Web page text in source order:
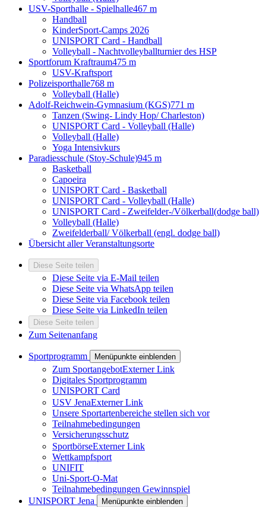
USV-Sporthalle - Spielhalle467 m
Handball
KinderSport-Camps 2026
UNISPORT Card - Handball
Volleyball - Nachtvolleyballturnier des HSP
Sportforum Kraftraum475 m
USV-Kraftsport
Polizeisporthalle768 m
Volleyball (Halle)
Adolf-Reichwein-Gymnasium (KGS)771 m
Tanzen (Swing- Lindy Hop/ Charleston)
UNISPORT Card - Volleyball (Halle)
Volleyball (Halle)
Yoga Intensivkurs
Paradiesschule (Stoy-Schule)945 m
Basketball
Capoeira
UNISPORT Card - Basketball
UNISPORT Card - Volleyball (Halle)
UNISPORT Card - Zweifelder-/Völkerball(dodge ball)
Volleyball (Halle)
Zweifelderball/ Völkerball (engl. dodge ball)
Übersicht aller Veranstaltungsorte
Diese Seite teilen
Diese Seite via E-Mail teilen
Diese Seite via WhatsApp teilen
Diese Seite via Facebook teilen
Diese Seite via LinkedIn teilen
Diese Seite teilen
Zum Seitenanfang
Sportprogramm Menüpunkte einblenden
Zum SportangebotExterner Link
Digitales Sportprogramm
UNISPORT Card
USV JenaExterner Link
Unsere Sportartenbereiche stellen sich vor
Teilnahmebedingungen
Versicherungsschutz
SportbörseExterner Link
Wettkampfsport
UNIFIT
Uni-Sport-O-Mat
Teilnahmebedingungen Gewinnspiel
UNISPORT Jena
Menüpunkte einblenden